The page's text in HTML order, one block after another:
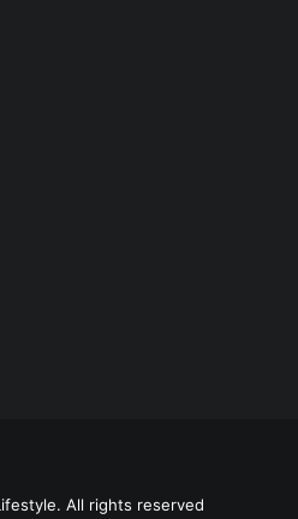
All rights reserved